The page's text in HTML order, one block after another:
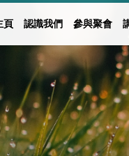
頁 認識我們 參與聚會